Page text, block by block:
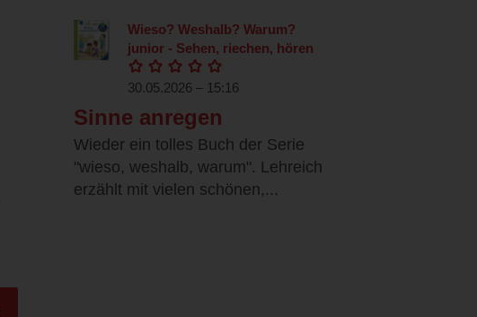
Wieso? Weshalb? Warum?
junior - Sehen, riechen, hören
30.05.2026 – 15:16
Sinne anregen
Wieder ein tolles Buch der Serie
"wieso, weshalb, warum". Lehreich
erzählt mit vielen schönen,...